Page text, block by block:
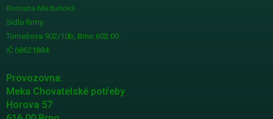
Romana Meduňová
Sídlo firmy
Tomešova 902/10b, Brno 602 00
IČ 68621884
Provozovna:
Meka Chovatelské potřeby
Horova 57